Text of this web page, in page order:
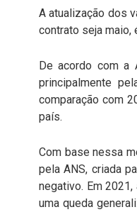
A atualização dos
contrato seja maio,
De acordo com a
principalmente
comparação com
país.
Com base nessa
pela ANS, criada
negativo. Em
uma queda